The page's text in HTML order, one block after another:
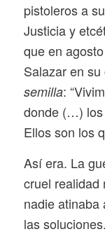
pistoleros a
Justicia y
que en
Salazar en
semilla:
donde (…) los
Ellos son los
Así era. La
cruel realidad
nadie atinaba
las